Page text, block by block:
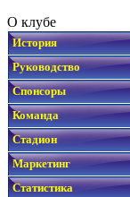
О клубе
История
Руководство
Спонсоры
Команда
Стадион
Маркетинг
Статистика